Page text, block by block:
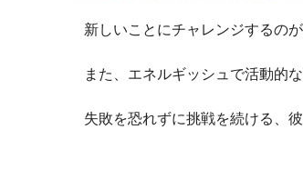
新しいことにチャレンジするの
また、エネルギッシュで活動的
失敗を恐れずに挑戦を続ける、